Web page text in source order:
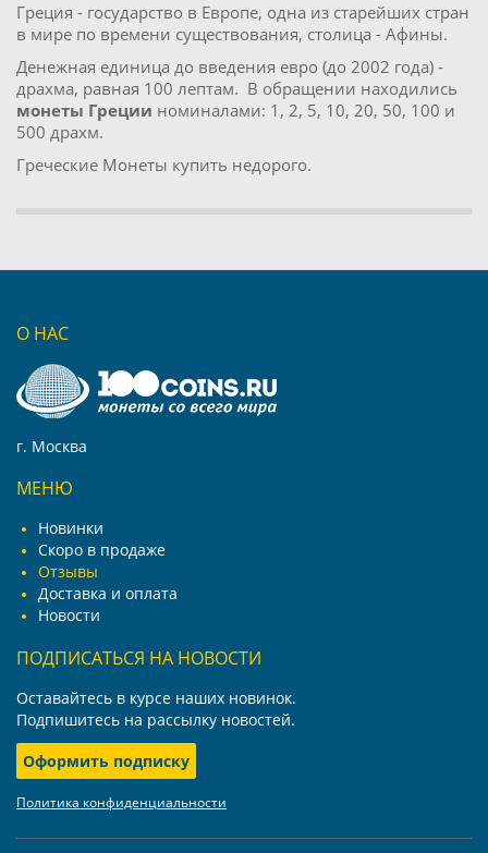
Греция - государство в Европе, одна из старейших стран
в мире по времени существования, столица - Афины.
Денежная единица до введения евро (до 2002 года) -
драхма, равная 100 лептам. В обращении находились
монеты Греции номиналами: 1, 2, 5, 10, 20, 50, 100 и
500 драхм.
Греческие Монеты купить недорого.
О НАС
г. Москва
МЕНЮ
Новинки
Скоро в продаже
Отзывы
Доставка и оплата
Новости
ПОДПИСАТЬСЯ НА НОВОСТИ
Оставайтесь в курсе наших новинок.
Подпишитесь на рассылку новостей.
Оформить подписку
Политика конфиденциальности